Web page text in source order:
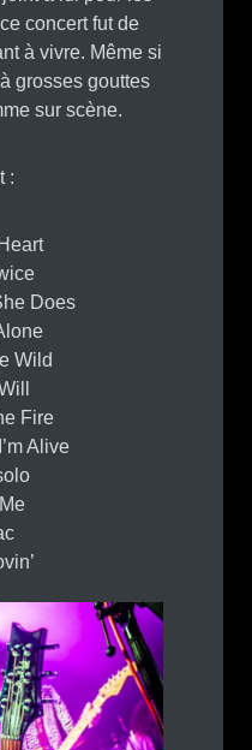
concert fut de
à vivre. Même si
grosses gouttes
sur scène.
:
Does
Wild
Fire
Alive